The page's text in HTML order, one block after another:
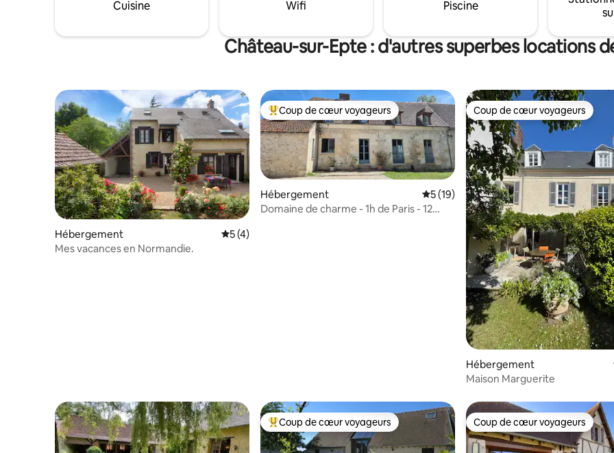
Cuisine Wifi Piscine
Château-sur-Epte : d'autres superbes locations
Hébergement Évaluation moyenne sur la base de 4 commentaires : 5 sur 5
5 (4)
Mes vacances en Normandie.
Coups de cœur voyageurs les plus appréciés
Coup de cœur voyageurs
Hébergement Évaluation moyenne sur la base de 19
5 (19)
Domaine de charme - 1h de Paris - 12
Coup de cœur voyageurs
Coup de cœur voyageurs
Hébergement
Maison Marguerite
Coups de cœur voyageurs les plus appréciés
Coup de cœur voyageurs Coup de cœur voyageurs
Coup de cœur voyageurs